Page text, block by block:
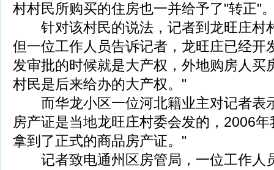
村村民所购买的住房也一并给予了"转正"
针对该村民的说法，记者到龙旺庄村
但一位工作人员告诉记者，龙旺庄已经开
发审批的时候就是大产权，外地购房人买
村民是后来给办的大产权。"
而华龙小区一位河北籍业主对记者表
房产证是当地龙旺庄村委会发的，2006
拿到了正式的商品房产证。"
记者致电通州区房管局，一位工作人